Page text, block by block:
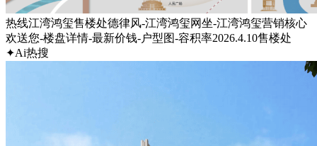
热线江湾鸿玺售楼处德律风-江湾鸿玺网坐-江湾鸿玺营销核心
欢送您-楼盘详情-最新价钱-户型图-容积率2026.4.10售楼处
✦Ai热搜